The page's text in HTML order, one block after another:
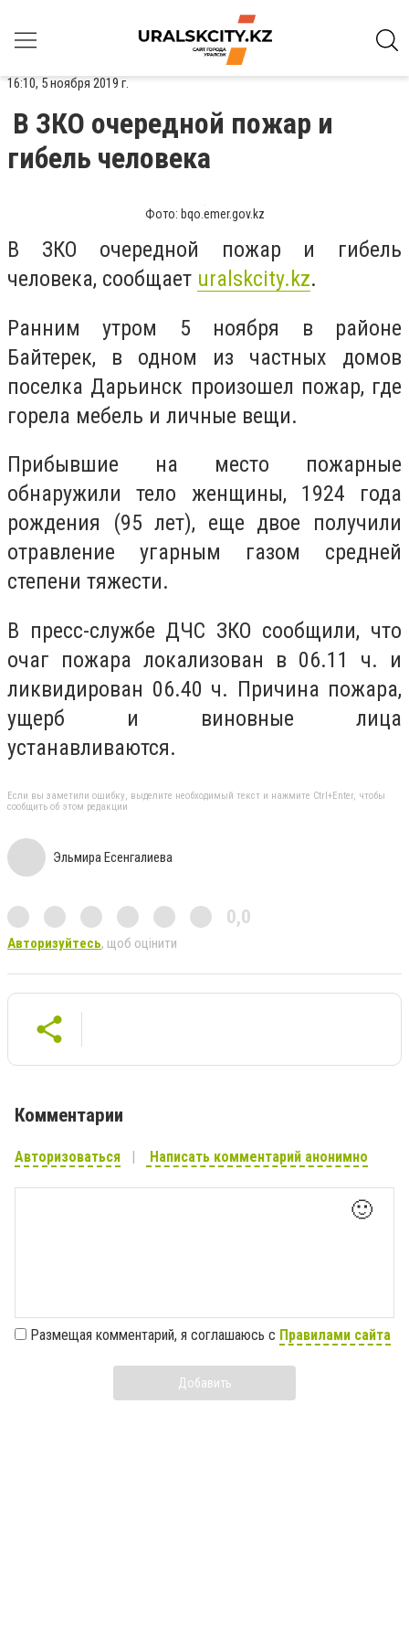
16:10, 5 ноября 2019 г.
В ЗКО очередной пожар и
гибель человека
Фото: bqo.emer.gov.kz
В ЗКО очередной пожар и гибель
человека, сообщает uralskcity.kz.
Ранним утром 5 ноября в районе
Байтерек, в одном из частных домов
поселка Дарьинск произошел пожар, где
горела мебель и личные вещи.
Прибывшие на место пожарные
обнаружили тело женщины, 1924 года
рождения (95 лет), еще двое получили
отравление угарным газом средней
степени тяжести.
В пресс-службе ДЧС ЗКО сообщили, что
oчаг пожара локализован в 06.11 ч. и
ликвидирован 06.40 ч. Причина пожара,
ущерб и виновные лица
устанавливаются.
Если вы заметили ошибку, выделите необходимый текст и нажмите Ctrl+Enter, чтобы
сообщить об этом редакции
Эльмира Есенгалиева
0,0
Авторизуйтесь, щоб оцінити
Комментарии
Авторизоваться Написать комментарий анонимно
🙂
Размещая комментарий, я соглашаюсь с Правилами сайта
Добавить